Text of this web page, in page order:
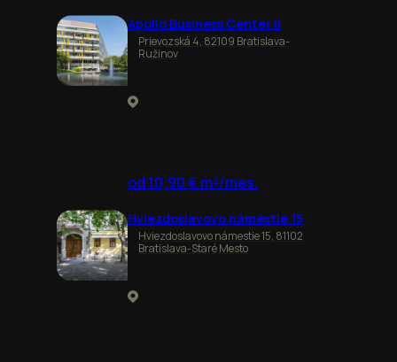
Apollo Business Center II
Prievozská 4, 82109 Bratislava-
Ružinov
od 10,90 € m²/mes.
Hviezdoslavovo námestie 15
Hviezdoslavovo námestie 15, 81102
Bratislava-Staré Mesto